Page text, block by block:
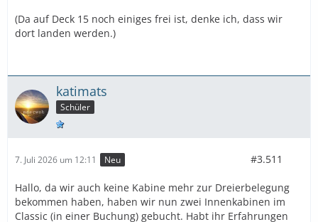
(Da auf Deck 15 noch einiges frei ist, denke ich, dass wir
dort landen werden.)
katimats
Schüler
7. Juli 2026 um 12:11 Neu #3.511
Hallo, da wir auch keine Kabine mehr zur Dreierbelegung
bekommen haben, haben wir nun zwei Innenkabinen im
Classic (in einer Buchung) gebucht. Habt ihr Erfahrungen